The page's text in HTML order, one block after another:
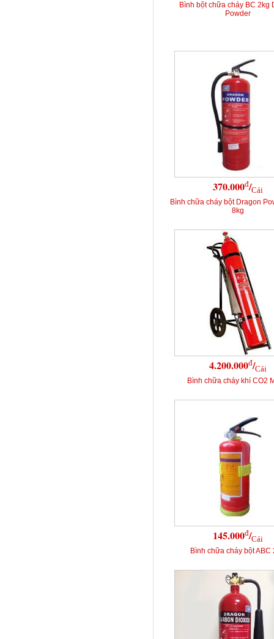
Bình bột chữa cháy BC 2kg
Powder
370.000đ/Cái
Bình chữa cháy bột Dragon
8kg
4.200.000đ/Cái
Bình chữa cháy khí CO2
145.000đ/Cái
Bình chữa cháy bột ABC